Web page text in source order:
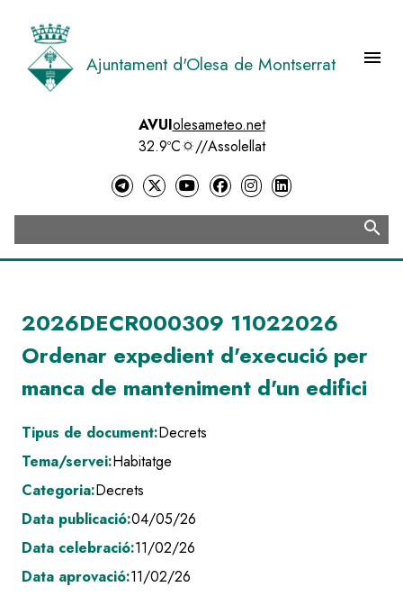
contingut
Ajuntament d'Olesa de Montserrat menu
AVUIolesameteo.net
32.9ºC
//Assolellat
search
2026DECR000309 11022026
Ordenar expedient d'execució per
manca de manteniment d'un edifici
Tipus de document:Decrets
Tema/servei:Habitatge
Categoria:Decrets
Data publicació:04/05/26
Data celebració:11/02/26
Data aprovació:11/02/26